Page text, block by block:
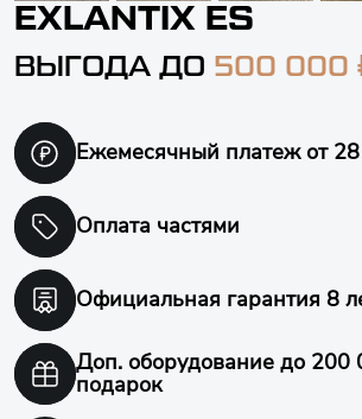
EXLANTIX ES
ВЫГОДА ДО 500 000
Ежемесячный платежот
Оплата частями
Официальная гарантия 8
Доп. оборудование до 200
подарок